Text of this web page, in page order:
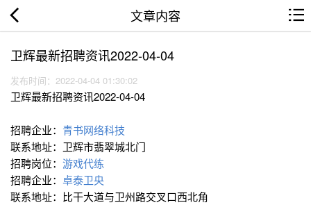
文章内容
卫辉最新招聘资讯2022-04-04
发布时间：2022-04-04 01:30:02
卫辉最新招聘资讯2022-04-04
招聘企业： 青书网络科技
联系地址：卫辉市翡翠城北门
招聘岗位： 游戏代练
招聘企业： 卓泰卫央
联系地址：比干大道与卫州路交叉口西北角